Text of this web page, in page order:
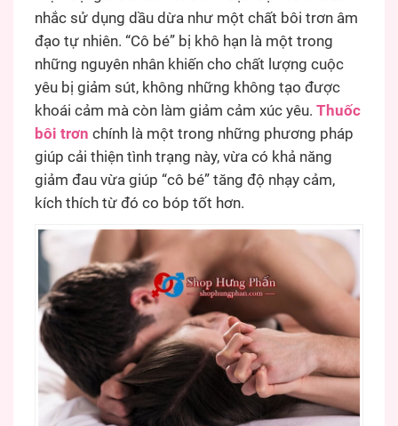
nhắc sử dụng dầu dừa như một chất bôi trơn âm
đạo tự nhiên. “Cô bé” bị khô hạn là một trong
những nguyên nhân khiến cho chất lượng cuộc
yêu bị giảm sút, không những không tạo được
khoái cảm mà còn làm giảm cảm xúc yêu. Thuốc
bôi trơn chính là một trong những phương pháp
giúp cải thiện tình trạng này, vừa có khả năng
giảm đau vừa giúp “cô bé” tăng độ nhạy cảm,
kích thích từ đó co bóp tốt hơn.